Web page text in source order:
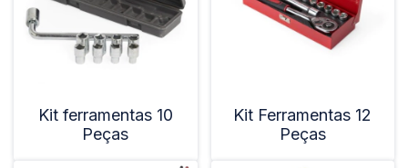
Kit ferramentas 10
Peças
Kit Ferramentas 12
Peças